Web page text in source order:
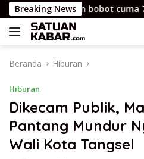
Langsung
ke
konten
Breaking News
premium bobot cuma 798 gram
Beranda Hiburan
Hiburan
Dikecam Publik,
Pantang Mundur
Wali Kota Tangsel